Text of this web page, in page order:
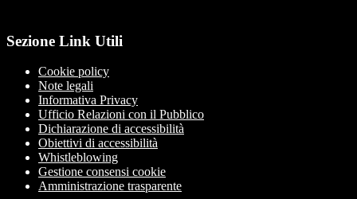
Sezione Link Utili
Cookie policy
Note legali
Informativa Privacy
Ufficio Relazioni con il Pubblico
Dichiarazione di accessibilità
Obiettivi di accessibilità
Whistleblowing
Gestione consensi cookie
Amministrazione trasparente